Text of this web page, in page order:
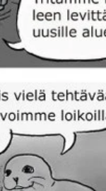
talvikannasta.